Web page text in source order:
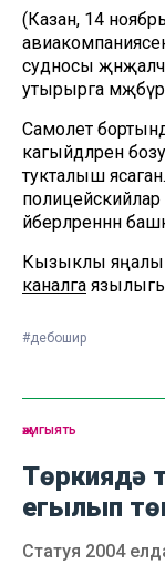
(Казан, 14
судносы
утырырга мәҗбүр
Самолет
кагыйдәләрен
тукталыш ясаган.
әйберләреннән
Кызыклы
каналга
#дебошир
җәмгыять
Төркиядә
егылып
Статуя 2004